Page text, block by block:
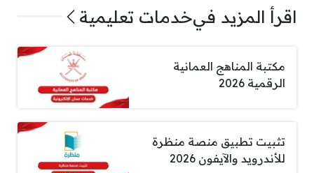
اقرأ المزيد فيخدمات تعليمية
مكتبة المناهج العمانية
الرقمية 2026
تثبيت تطبيق منصة منظرة
للأندرويد والآيفون 2026